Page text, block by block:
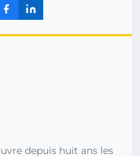
depuis huit ans les